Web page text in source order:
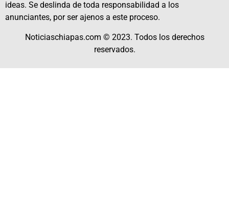
ideas. Se deslinda de toda responsabilidad a los
anunciantes, por ser ajenos a este proceso.
Noticiaschiapas.com © 2023. Todos los derechos
reservados.